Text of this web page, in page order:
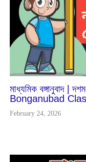
মাধ্যমিক বঙ্গানুবাদ |
Bonganubad
February 24, 2026